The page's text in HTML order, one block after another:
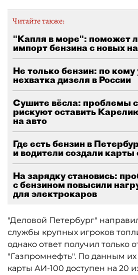
Читайте также:
"Капля в море": поможет
импорт бензина с новых
Не только бензин: по кому
нехватка дизеля в России
Сушите вёсла: проблемы
рискуют оставить
на авто
Где есть бензин в
и водители создали
На зарядку становись:
с бензином повысили
для электрокаров
"Деловой Петербург"
службы крупных игроков
однако ответ получил только
"Газпромнефть". По данным
карты АИ-100 доступен на 20